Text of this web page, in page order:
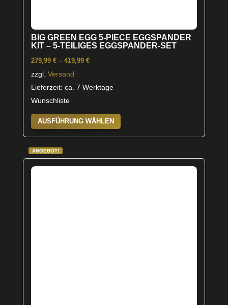
BIG GREEN EGG 5-PIECE EGGSPANDER
KIT – 5-TEILIGES EGGSPANDER-SET
279,99 € – 419,99 €Preisspanne:
bis
zzgl. Versand
Lieferzeit: ca. 7 Werktage
Wunschliste
AUSFÜHRUNG WÄHLEN
Dieses
Produkt
weist
Varianten
ANGEBOT!